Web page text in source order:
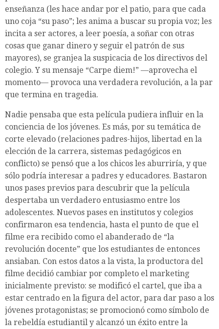
enseñanza (les hace andar por el patio, para que cada
uno coja “su paso”; les anima a buscar su propia voz; les
incita a ser actores, a leer poesía, a soñar con otras
cosas que ganar dinero y seguir el patrón de sus
mayores), se granjea la suspicacia de los directivos del
colegio. Y su mensaje “Carpe diem!” —aprovecha el
momento— provoca una verdadera revolución, a la par
que termina en tragedia.
Nadie pensaba que esta película pudiera influir en la
conciencia de los jóvenes. Es más, por su temática de
corte elevado (relaciones padres-hijos, libertad en la
elección de la carrera, sistemas pedagógicos en
conflicto) se pensó que a los chicos les aburriría, y que
sólo podría interesar a padres y educadores. Bastaron
unos pases previos para descubrir que la película
despertaba un verdadero entusiasmo entre los
adolescentes. Nuevos pases en institutos y colegios
confirmaron esa tendencia, hasta el punto de que el
filme era recibido como el abanderado de “la
revolución docente” que los estudiantes de entonces
ansiaban. Con estos datos a la vista, la productora del
filme decidió cambiar por completo el marketing
inicialmente previsto: se modificó el cartel, que iba a
estar centrado en la figura del actor, para dar paso a los
jóvenes protagonistas; se promocionó como símbolo de
la rebeldía estudiantil y alcanzó un éxito entre la